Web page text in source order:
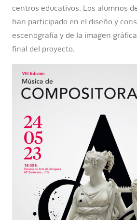
centros educativos. Los alumnos
han participado en el diseño y
escenografía y de la imagen
final del proyecto.